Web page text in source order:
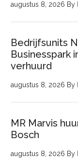
augustus 8, 2026 By
Bedrijfsunits
Businesspark
verhuurd
augustus 8, 2026 By
MR Marvis
Bosch
augustus 8, 2026 By